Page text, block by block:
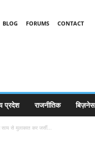
BLOG FORUMS
CONTACT
प्रदेश राजनीतिक बिज़नेस
से मुलाकात कर जर्सी...